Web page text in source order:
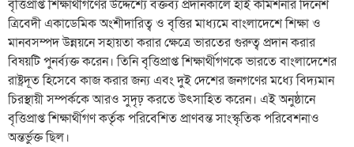
বৃত্তিপ্রাপ্ত শিক্ষার্থীগণের উদ্দেশ্যে বক্তব্য প্রদানকালে হাই কমিশনার দিনেশ
ত্রিবেদী একাডেমিক অংশীদারিত্ব ও বৃত্তির মাধ্যমে বাংলাদেশে শিক্ষা ও
মানবসম্পদ উন্নয়নে সহায়তা করার ক্ষেত্রে ভারতের গুরুত্ব প্রদান করার
বিষয়টি পুনর্ব্যক্ত করেন। তিনি বৃত্তিপ্রাপ্ত শিক্ষার্থীগণকে ভারতে বাংলাদেশের
রাষ্ট্রদূত হিসেবে কাজ করার জন্য এবং দুই দেশের জনগণের মধ্যে বিদ্যমান
চিরস্থায়ী সম্পর্ককে আরও সুদৃঢ় করতে উৎসাহিত করেন। এই অনুষ্ঠানে
বৃত্তিপ্রাপ্ত শিক্ষার্থীগণ কর্তৃক পরিবেশিত প্রাণবন্ত সাংস্কৃতিক পরিবেশনাও
অন্তর্ভুক্ত ছিল।